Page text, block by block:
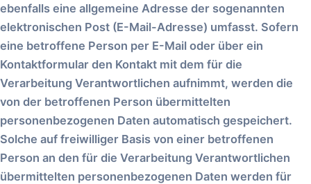
ebenfalls eine allgemeine Adresse der sogenannten
elektronischen Post (E-Mail-Adresse) umfasst. Sofern
eine betroffene Person per E-Mail oder über ein
Kontaktformular den Kontakt mit dem für die
Verarbeitung Verantwortlichen aufnimmt, werden die
von der betroffenen Person übermittelten
personenbezogenen Daten automatisch gespeichert.
Solche auf freiwilliger Basis von einer betroffenen
Person an den für die Verarbeitung Verantwortlichen
übermittelten personenbezogenen Daten werden für